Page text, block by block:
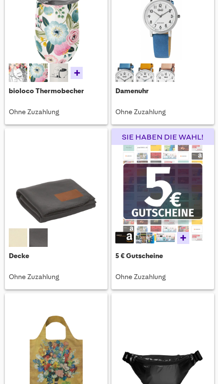
+
bioloco Thermobecher
Ohne Zuzahlung
Damenuhr
Ohne Zuzahlung
Decke
Ohne Zuzahlung
SIE HABEN DIE WAHL!
+
5 € Gutscheine
Ohne Zuzahlung